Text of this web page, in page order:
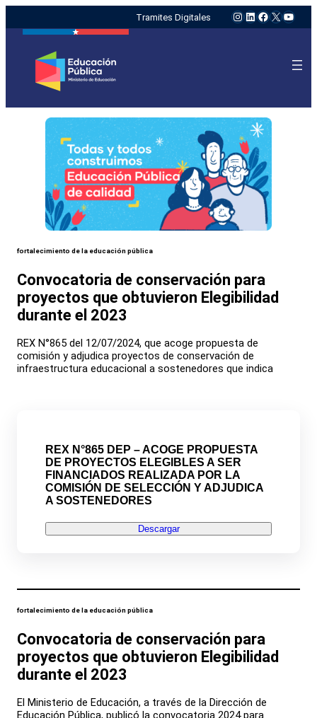
Tramites Digitales Instagram
LinkedIn
Facebook
X
fortalecimiento de la educación pública
Convocatoria de conservación para
proyectos que obtuvieron Elegibilidad
durante el 2023
REX N°865 del 12/07/2024, que acoge propuesta de
comisión y adjudica proyectos de conservación de
infraestructura educacional a sostenedores que indica
REX N°865 DEP – ACOGE PROPUESTA
DE PROYECTOS ELEGIBLES A SER
FINANCIADOS REALIZADA POR LA
COMISIÓN DE SELECCIÓN Y ADJUDICA
A SOSTENEDORES
Descargar
fortalecimiento de la educación pública
Convocatoria de conservación para
proyectos que obtuvieron Elegibilidad
durante el 2023
El Ministerio de Educación, a través de la Dirección de
Educación Pública, publicó la convocatoria 2024 para